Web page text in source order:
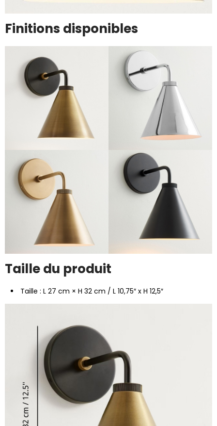
Finitions disponibles
Taille du produit
Taille : L 27 cm × H 32 cm / L 10,75″ x H 12,5″